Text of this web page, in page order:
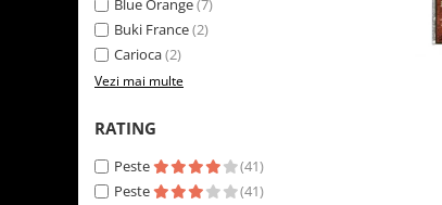
LEGO Creator Expert
LEGO Architecture
LEGO Ideas
Blue Orange(7)
Buki France(2)
Carioca(2)
Vezi mai multe
RATING
Peste
(41)
Peste
(41)